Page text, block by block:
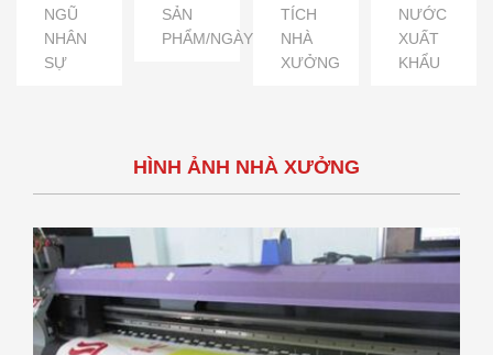
NGŨ
NHÂN
SỰ
SẢN
PHẨM/NGÀY
TÍCH
NHÀ
XƯỞNG
NƯỚC
XUẤT
KHẨU
HÌNH ẢNH NHÀ XƯỞNG